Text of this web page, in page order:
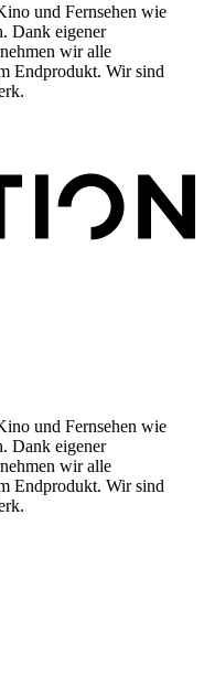
und Fernsehen wie
Dank eigener
wir alle
Endprodukt. Wir sind
und Fernsehen wie
Dank eigener
wir alle
Endprodukt. Wir sind